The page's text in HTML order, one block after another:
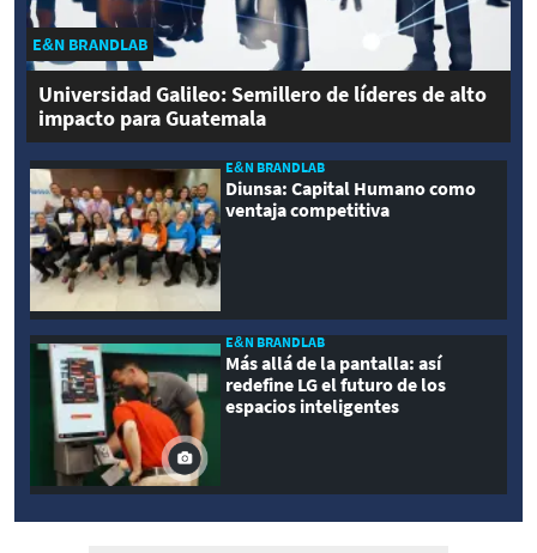
E&N BRANDLAB
Universidad Galileo: Semillero de líderes de alto
impacto para Guatemala
E&N BRANDLAB
Diunsa: Capital Humano como
ventaja competitiva
E&N BRANDLAB
Más allá de la pantalla: así
redefine LG el futuro de los
espacios inteligentes